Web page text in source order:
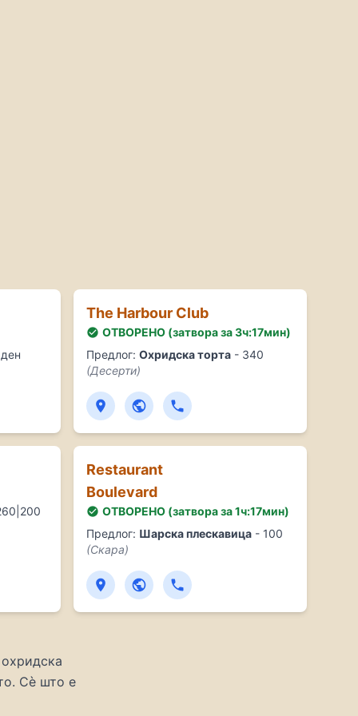
The Harbour Club
ОТВОРЕНО (затвора за 3ч:17мин)
Предлог: Охридска торта - 340
(Десерти)
Restaurant
Boulevard
ОТВОРЕНО (затвора за 1ч:17мин)
Предлог: Шарска плескавица - 100
(Скара)
Сè што е
Охрид (Кафе и бар)
Сендвичи и Тостови, Палачинки и Вафли)
и бар)
и Пецива, Млечни производи)
(Бурек)
(Кафе и бар)
(Кафе и бар)
Салати, Јадења од скара, Риба, Сендвичи,
(Бурек)
Топли предјадења, Ладни предјадења, Салати,